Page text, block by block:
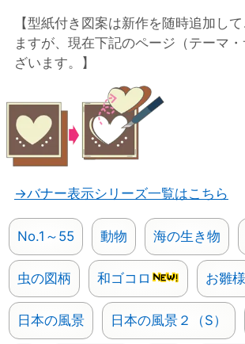
【型紙付き図案は新作を随時追加し
ますが、現在下記のページ（テーマ
ざいます。】
→バナー表示シリーズ一覧はこちら
No.1～55 動物 海の生き物
虫の図柄 和ゴコロ お雛様
日本の風景 日本の風景２（S）